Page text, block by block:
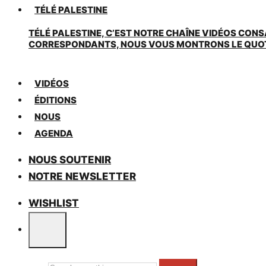
TÉLÉ PALESTINE
TÉLÉ PALESTINE, C’EST NOTRE CHAÎNE VIDÉOS
CORRESPONDANTS, NOUS VOUS MONTRONS LE
VIDÉOS
ÉDITIONS
NOUS
AGENDA
NOUS SOUTENIR
NOTRE NEWSLETTER
WISHLIST